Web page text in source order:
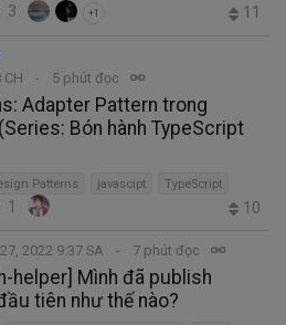
3 +1 11
5 phút đọc
Adapter Pattern trong
Bón hành TypeScript
Patterns javascipt TypeScript
1 10
2022 9:37 SA 7 phút đọc
helper] Mình đã publish
tiên như thế nào?